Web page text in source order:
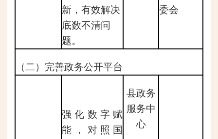
新，有效解决
底数不清问
题。
委会
（二）完善政务公开平台
强化数字赋
能，对照国
县政务
服务中
心